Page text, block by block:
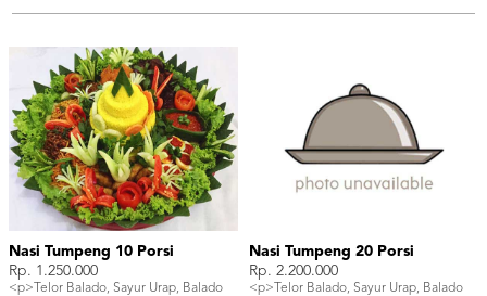
Nasi Tumpeng 10 Porsi
Rp. 1.250.000
<p>Telor Balado, Sayur Urap, Balado
Nasi Tumpeng 20 Porsi
Rp. 2.200.000
<p>Telor Balado, Sayur Urap, Balado